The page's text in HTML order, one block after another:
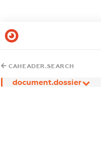
CAHEADER.SEARCH
document.dossier